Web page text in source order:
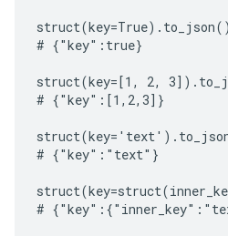
struct(key=True).to_json()
# {"key":true}
struct(key=[1, 2,
# {"key":[1,2,3]}
# {"key":"text"}
#